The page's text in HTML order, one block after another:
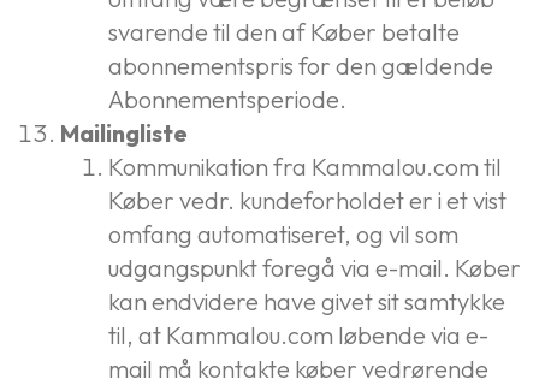
svarende til den af Køber betalte
abonnementspris for den gældende
Abonnementsperiode.
Mailingliste
Kommunikation fra Kammalou.com til
Køber vedr. kundeforholdet er i et vist
omfang automatiseret, og vil som
udgangspunkt foregå via e-mail. Køber
kan endvidere have givet sit samtykke
til, at Kammalou.com løbende via e-
mail må kontakte køber vedrørende